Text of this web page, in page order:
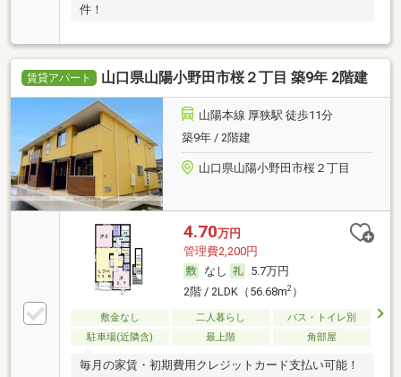
件！
賃貸アパート 山口県山陽小野田市桜２丁目 築9年 2階建
山陽本線 厚狭駅 徒歩11分
築9年 / 2階建
山口県山陽小野田市桜２丁目
4.70万円
管理費2,200円
なし
5.7万円
2階 / 2LDK（56.68m2）
敷金なし 二人暮らし
バス・トイレ別
駐車場(近隣含)
最上階 角部屋
毎月の家賃・初期費用クレジットカード支払い可能！